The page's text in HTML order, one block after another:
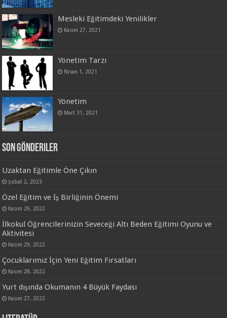
Mesleki Eğitimdeki Yenilikler
Kasım 27, 2021
Yönetim Tarzı
Nisan 1, 2021
Yönetim
Mart 31, 2021
Son Gönderiler
Uzaktan Eğitimle Öne Çıkın
Şubat 2, 2023
Özel Eğitim ve İş Birliğinin Önemi
Kasım 29, 2022
İlkokul Öğrencilerinizin Seveceği Altı Beden Eğitimi Oyunu ve
Aktivitesi
Kasım 29, 2022
Çocuklarımız İçin Yeni Eğitim Fırsatları
Kasım 28, 2022
Yurt dışında Okumanın 4 Büyük Faydası
Kasım 27, 2022